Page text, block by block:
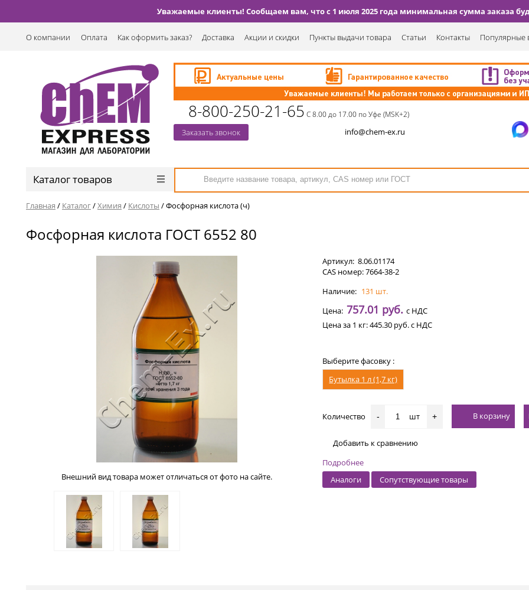
Уважаемые клиенты! Сообщаем вам, что с 1 июля 2025 года минимальная сумма заказа
О компании Оплата Как оформить заказ? Доставка Акции и скидки Пункты выдачи товара Статьи Контакты Популярные
8-800-250-21-65 С 8.00 до 17.00 по Уфе (MSK+2)
Заказать звонок info@chem-ex.ru
Каталог товаров
Главная / Каталог/Химия / Кислоты /Фосфорная кислота (ч)
Фосфорная кислота ГОСТ 6552 80
Внешний вид товара может отличаться от фото на сайте.
Артикул:8.06.01174
CAS номер: 7664-38-2
Наличие: 131 шт.
Цена: 757.01 руб.с НДС
Цена за 1 кг:445.30 руб.с НДС
Выберите фасовку :
Бутылка 1 л (1,7 кг)
Количество - шт + В корзину
Добавить к сравнению
Подробнее
Аналоги
Сопутствующие товары